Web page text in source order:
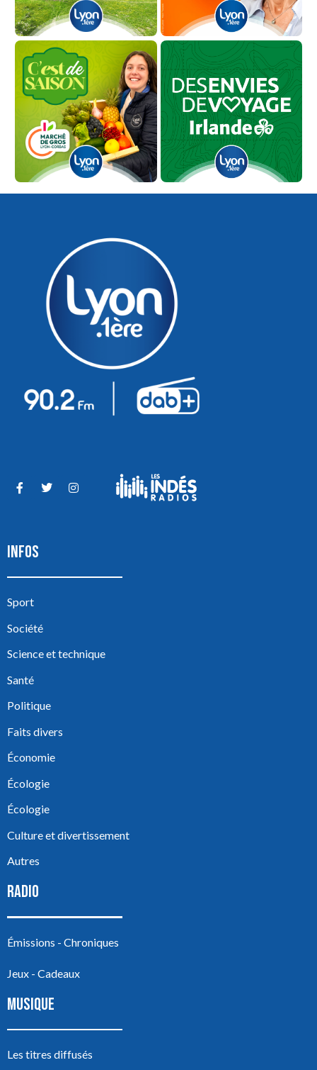
INFOS
Sport
Société
Science et technique
Santé
Politique
Faits divers
Économie
Écologie
Écologie
Culture et divertissement
Autres
RADIO
Émissions - Chroniques
Jeux - Cadeaux
MUSIQUE
Les titres diffusés